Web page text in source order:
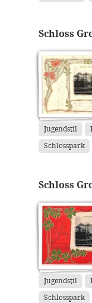
Schloss
Jugendstil
Schlosspark
Schloss
Jugendstil
Schlosspark